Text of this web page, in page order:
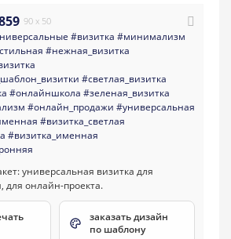
90 x 50
#визитка #минимализм
#нежная_визитка
#светлая_визитка
#онлайншкола #зеленая_визитка
#онлайн_продажи #универсальная
#визитка_светлая
#визитка_именная
заказать дизайн
по шаблону